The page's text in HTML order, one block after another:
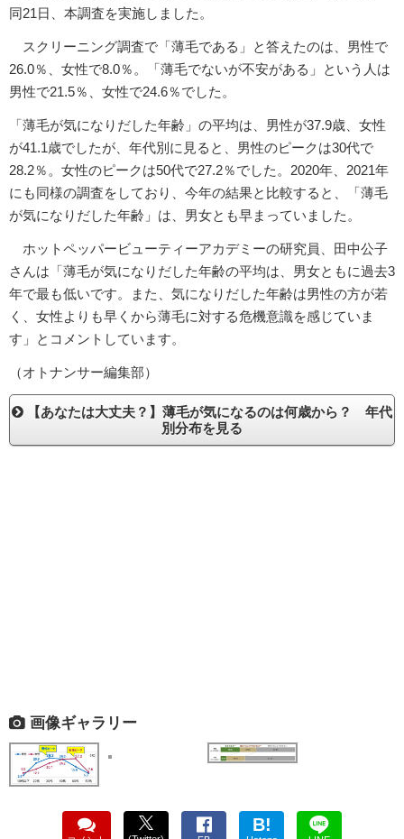
同21日、本調査を実施しました。
スクリーニング調査で「薄毛である」と答えたのは、男性で
26.0％、女性で8.0％。「薄毛でないが不安がある」という人は
男性で21.5％、女性で24.6％でした。
「薄毛が気になりだした年齢」の平均は、男性が37.9歳、女性
が41.1歳でしたが、年代別に見ると、男性のピークは30代で
28.2％。女性のピークは50代で27.2％でした。2020年、2021年
にも同様の調査をしており、今年の結果と比較すると、「薄毛
が気になりだした年齢」は、男女とも早まっていました。
ホットペッパービューティーアカデミーの研究員、田中公子
さんは「薄毛が気になりだした年齢の平均は、男女ともに過去3
年で最も低いです。また、気になりだした年齢は男性の方が若
く、女性よりも早くから薄毛に対する危機意識を感じていま
す」とコメントしています。
（オトナンサー編集部）
【あなたは大丈夫？】薄毛が気になるのは何歳から？ 年代
別分布を見る
画像ギャラリー
B!